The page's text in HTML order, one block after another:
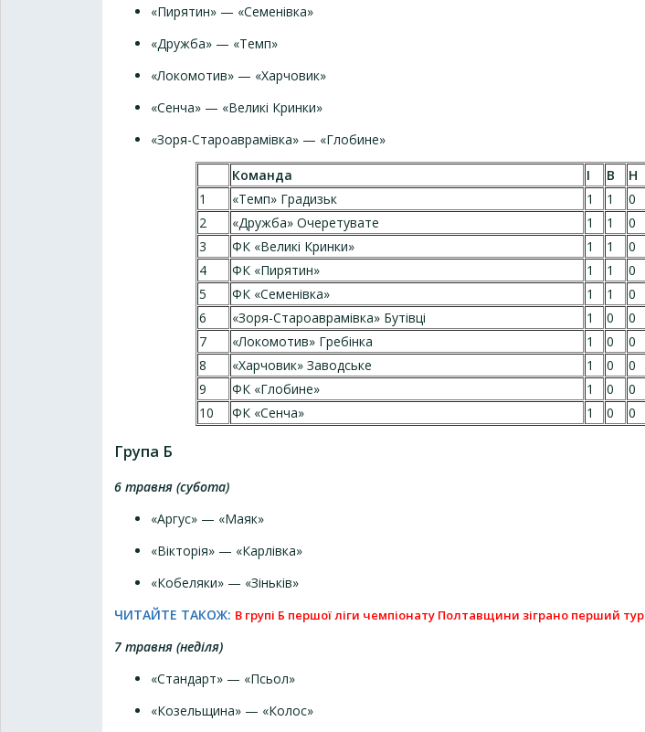
«Пирятин» — «Семенівка»
«Дружба» — «Темп»
«Локомотив» — «Харчовик»
«Сенча» — «Великі Кринки»
«Зоря-Староаврамівка» — «Глобине»
Команда І В Н
1
«Темп» Градизьк 1 1 0
2
«Дружба» Очеретувате 1 1 0
3
ФК «Великі Кринки» 1 1 0
4
ФК «Пирятин» 1 1 0
5
ФК «Семенівка» 1 1 0
6
«Зоря-Староаврамівка» Бутівці 1 0 0
7
«Локомотив» Гребінка 1 0 0
8
«Харчовик» Заводське 1 0 0
9
ФК «Глобине» 1 0 0
10
ФК «Сенча» 1 0 0
Група Б
6 травня (субота)
«Аргус» — «Маяк»
«Вікторія» — «Карлівка»
«Кобеляки» — «Зіньків»
ЧИТАЙТЕ ТАКОЖ: В групі Б першої ліги чемпіонату Полтавщини зіграно перший тур
7 травня (неділя)
«Стандарт» — «Псьол»
«Козельщина» — «Колос»